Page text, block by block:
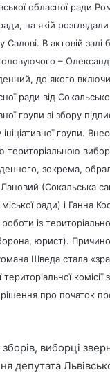
обласної ради
ради, на якій
Салові. В актовій
–
до якого
ради від
групи зі збору
групи.
територіальною
зокрема,
(Сокальська
ради) і Ганна
із
юрист).
Шведа стала
про початок
виборці
депутата